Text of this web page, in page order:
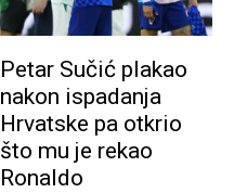
Petar Sučić plakao
nakon ispadanja
Hrvatske pa otkrio
što mu je rekao
Ronaldo